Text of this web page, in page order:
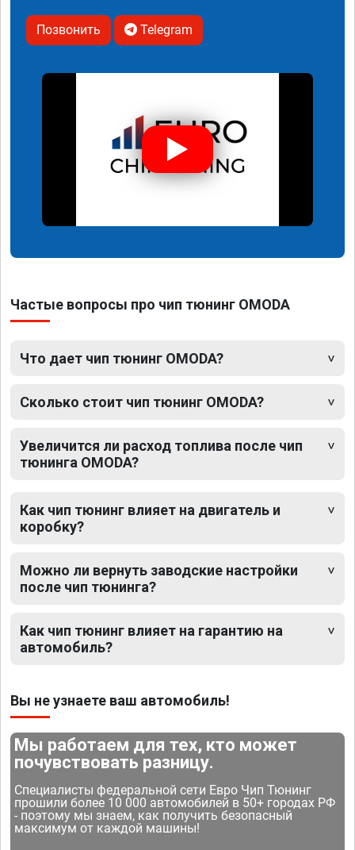
Позвонить Telegram
Частые вопросы про чип тюнинг OMODA
Что дает чип тюнинг OMODA?
Сколько стоит чип тюнинг OMODA?
Увеличится ли расход топлива после чип
тюнинга OMODA?
Как чип тюнинг влияет на двигатель и
коробку?
Можно ли вернуть заводские настройки
после чип тюнинга?
Как чип тюнинг влияет на гарантию на
автомобиль?
Вы не узнаете ваш автомобиль!
Мы работаем для тех, кто может
почувствовать разницу.
Специалисты федеральной сети Евро Чип Тюнинг
прошили более 10 000 автомобилей в 50+ городах РФ
- поэтому мы знаем, как получить безопасный
максимум от каждой машины!